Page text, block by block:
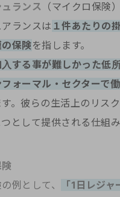
ランス （マイクロ保険）
ランスは １件あたりの
保険を指します。
する事が難しかった低
ォーマル・セクターで
す。彼らの生活上のリス
として提供される仕組み
例として、
「1日レジャ